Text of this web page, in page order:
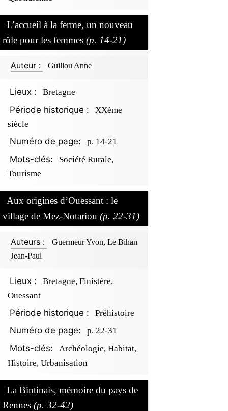
L’accueil à la ferme, un nouveau
rôle pour les femmes (p. 14-21)
Auteur : Guillou Anne
Lieux : Bretagne
Période historique :
XXème
siècle
Numéro de page: p. 14-21
Mots-clés:
Société Rurale,
Tourisme
Aux origines d’Ouessant : le
village de Mez-Notariou (p. 22-31)
Auteurs :
Guermeur Yvon, Le Bihan
Jean-Paul
Lieux :
Bretagne, Finistère,
Ouessant
Période historique : Préhistoire
Numéro de page: p. 22-31
Mots-clés:
Archéologie, Habitat,
Histoire, Urbanisation
La Bintinais, mémoire du pays de
Rennes (p. 32-42)